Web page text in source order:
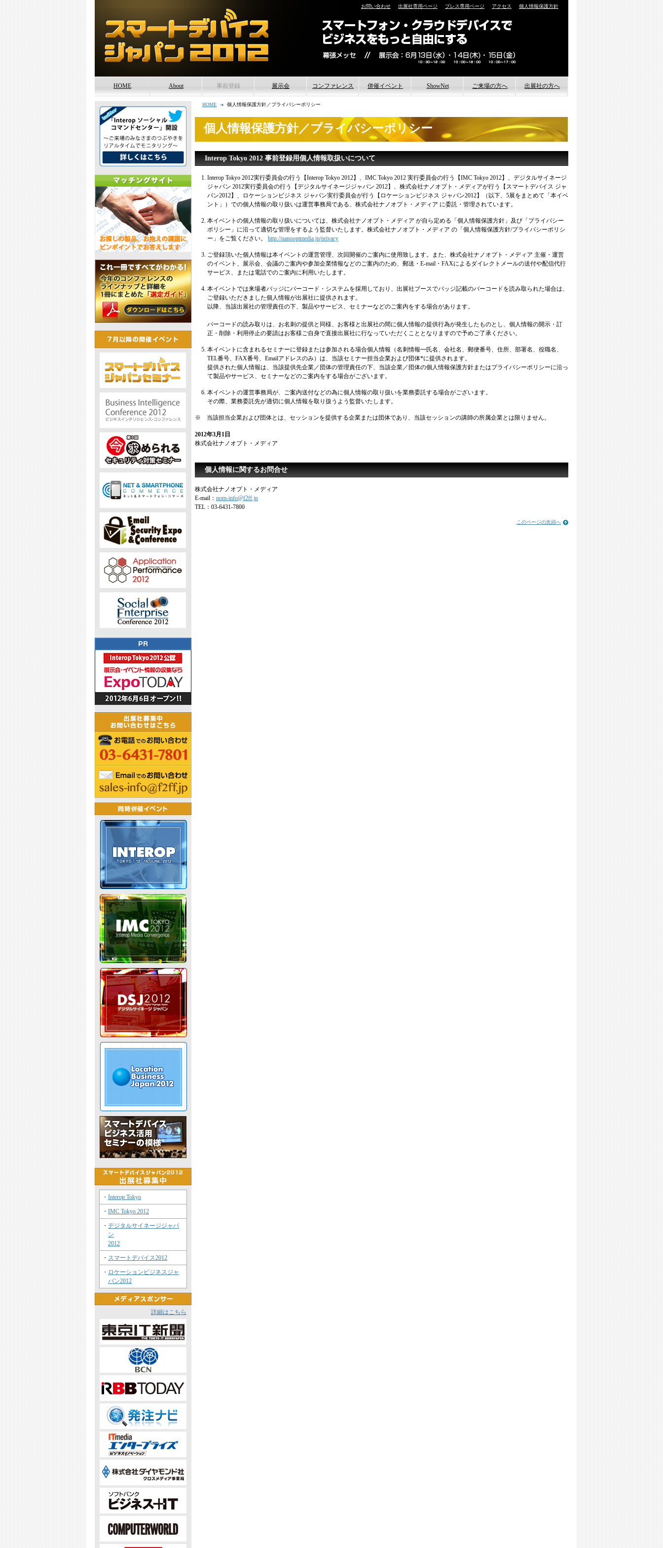
お問い合わせ 出展社専用ページ プレス専用ページ アクセス 個人情報保護方針
HOME About
各種問い合わせ
事前登録 展示会
参加予定企業/団体一覧
デジタルメディア・オープ
ンステージ
会場内マップ
コンファレンス
基調講演/特別講演
コンファレンス
タイムテーブル
料金について
よくあるお問い合わせ
併催イベント
IMC Tokyo
デジタルサイネージジャパ
ン
ロケーションビジネスジャ
パン
ShowNet
ShowNetを学ぶ
ShowNetをつくる
ご来場の方へ
宿泊
幕張メッセ周辺飲食店舗等
の特別サービスのご案内
割引
三井アウトレットパーク幕
張特典
「よくあるお問い合わせ」
出展社の方へ
幕張メッセ周辺飲食店舗等
の特別サービスのご案内
お弁当・ケータリング
HOME 個人情報保護方針／プライバシーポリシー
個人情報保護方針／プライバシーポリシー
Interop Tokyo 2012 事前登録用個人情報取扱いについて
Interop Tokyo 2012実行委員会の行う【Interop Tokyo 2012】、IMC Tokyo 2012 実行委員会の行う【IMC Tokyo 2012】、デジタルサイネージ
ジャパン 2012実行委員会の行う【デジタルサイネージジャパン 2012】、株式会社ナノオプト・メディアが行う【スマートデバイス ジャ
パン2012】、ロケーションビジネス ジャパン実行委員会が行う【ロケーションビジネス ジャパン2012】（以下、5展をまとめて「本イベ
ント」）での個人情報の取り扱いは運営事務局である、株式会社ナノオプト・メディア に委託・管理されています。
本イベントの個人情報の取り扱いについては、株式会社ナノオプト・メディア が自ら定める「個人情報保護方針」及び「プライバシー
ポリシー」に沿って適切な管理をするよう監督いたします。株式会社ナノオプト・メディア の「個人情報保護方針/プライバシーポリシ
ー」をご覧ください。 http://nanooptmedia.jp/privacy
ご登録頂いた個人情報は本イベントの運営管理、次回開催のご案内に使用致します。また、株式会社ナノオプト・メディア 主催・運営
のイベント、展示会、会議のご案内や参加企業情報などのご案内のため、郵送・E-mail・FAXによるダイレクトメールの送付や配信代行
サービス、または電話でのご案内に利用いたします。
本イベントでは来場者バッジにバーコード・システムを採用しており、出展社ブースでバッジ記載のバーコードを読み取られた場合は、
ご登録いただきました個人情報が出展社に提供されます。
以降、当該出展社の管理責任の下、製品やサービス、セミナーなどのご案内をする場合があります。
バーコードの読み取りは、お名刺の提供と同様、お客様と出展社の間に個人情報の提供行為が発生したものとし、個人情報の開示・訂
正・削除・利用停止の要請はお客様ご自身で直接出展社に行なっていただくこととなりますので予めご了承ください。
本イベントに含まれるセミナーに登録または参加される場合個人情報（名刺情報━氏名、会社名、郵便番号、住所、部署名、役職名、
TEL番号、FAX番号、Emailアドレスのみ）は、当該セミナー担当企業および団体*に提供されます。
提供された個人情報は、当該提供先企業／団体の管理責任の下、当該企業／団体の個人情報保護方針またはプライバシーポリシーに沿っ
て製品やサービス、セミナーなどのご案内をする場合がございます。
本イベントの運営事務局が、ご案内送付などの為に個人情報の取り扱いを業務委託する場合がございます。
その際、業務委託先が適切に個人情報を取り扱うよう監督いたします。
※ 当該担当企業および団体とは、セッションを提供する企業または団体であり、当該セッションの講師の所属企業とは限りません。
2012年3月1日
株式会社ナノオプト・メディア
個人情報に関するお問合せ
株式会社ナノオプト・メディア
E-mail： nom-info@f2ff.jp
TEL：03-6431-7800
このページの先頭へ
・ Interop Tokyo
・ IMC Tokyo 2012
・ デジタルサイネージジャパ
ン
2012
・ スマートデバイス2012
・ ロケーションビジネスジャ
パン2012
詳細はこちら